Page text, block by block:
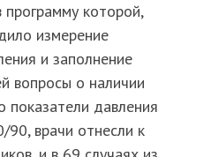
программу которой,
измерение
и заполнение
вопросы о наличии
показатели давления
врачи отнесли к